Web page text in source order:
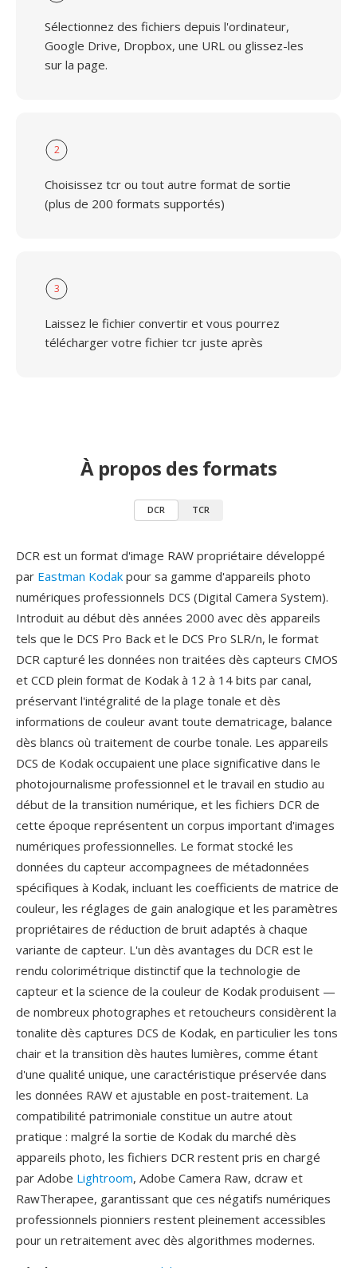
Sélectionnez des fichiers depuis l'ordinateur,
Google Drive, Dropbox, une URL ou glissez-les
sur la page.
2
Choisissez tcr ou tout autre format de sortie
(plus de 200 formats supportés)
3
Laissez le fichier convertir et vous pourrez
télécharger votre fichier tcr juste après
À propos des formats
DCR TCR
DCR est un format d'image RAW propriétaire développé
par Eastman Kodak pour sa gamme d'appareils photo
numériques professionnels DCS (Digital Camera System).
Introduit au début dès années 2000 avec dès appareils
tels que le DCS Pro Back et le DCS Pro SLR/n, le format
DCR capturé les données non traitées dès capteurs CMOS
et CCD plein format de Kodak à 12 à 14 bits par canal,
préservant l'intégralité de la plage tonale et dès
informations de couleur avant toute dematricage, balance
dès blancs où traitement de courbe tonale. Les appareils
DCS de Kodak occupaient une place significative dans le
photojournalisme professionnel et le travail en studio au
début de la transition numérique, et les fichiers DCR de
cette époque représentent un corpus important d'images
numériques professionnelles. Le format stocké les
données du capteur accompagnees de métadonnées
spécifiques à Kodak, incluant les coefficients de matrice de
couleur, les réglages de gain analogique et les paramètres
propriétaires de réduction de bruit adaptés à chaque
variante de capteur. L'un dès avantages du DCR est le
rendu colorimétrique distinctif que la technologie de
capteur et la science de la couleur de Kodak produisent —
de nombreux photographes et retoucheurs considèrent la
tonalite dès captures DCS de Kodak, en particulier les tons
chair et la transition dès hautes lumières, comme étant
d'une qualité unique, une caractéristique préservée dans
les données RAW et ajustable en post-traitement. La
compatibilité patrimoniale constitue un autre atout
pratique : malgré la sortie de Kodak du marché dès
appareils photo, les fichiers DCR restent pris en chargé
par Adobe Lightroom, Adobe Camera Raw, dcraw et
RawTherapee, garantissant que ces négatifs numériques
professionnels pionniers restent pleinement accessibles
pour un retraitement avec dès algorithmes modernes.